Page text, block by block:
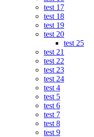
test 17
test 18
test 19
test 20
test 25
test 21
test 22
test 23
test 24
test 4
test 5
test 6
test 7
test 8
test 9